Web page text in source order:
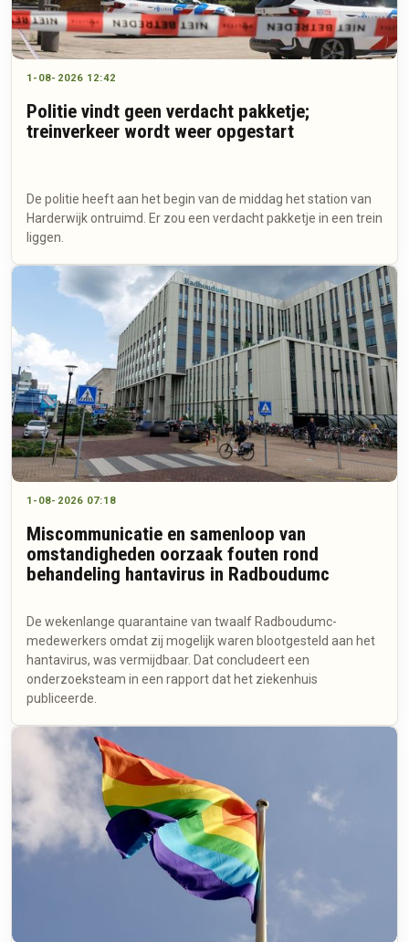
1-08-2026 12:42
Politie vindt geen verdacht pakketje;
treinverkeer wordt weer opgestart
De politie heeft aan het begin van de middag het station van
Harderwijk ontruimd. Er zou een verdacht pakketje in een trein
liggen.
1-08-2026 07:18
Miscommunicatie en samenloop van
omstandigheden oorzaak fouten rond
behandeling hantavirus in Radboudumc
De wekenlange quarantaine van twaalf Radboudumc-
medewerkers omdat zij mogelijk waren blootgesteld aan het
hantavirus, was vermijdbaar. Dat concludeert een
onderzoeksteam in een rapport dat het ziekenhuis
publiceerde.